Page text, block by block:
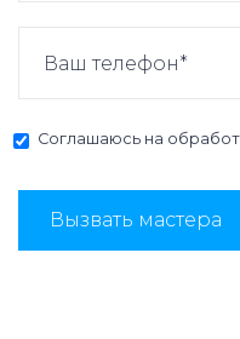
Соглашаюсь на
Вызвать мастера